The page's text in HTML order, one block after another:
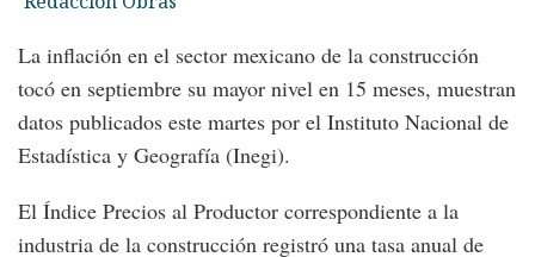
La inflación en el sector mexicano de la construcción
tocó en septiembre su mayor nivel en 15 meses, muestran
datos publicados este martes por el Instituto Nacional de
Estadística y Geografía (Inegi).
El Índice Precios al Productor correspondiente a la
industria de la construcción registró una tasa anual de